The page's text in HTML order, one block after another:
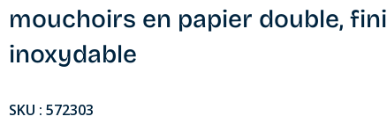
mouchoirs en papier double, fini
inoxydable
SKU : 572303